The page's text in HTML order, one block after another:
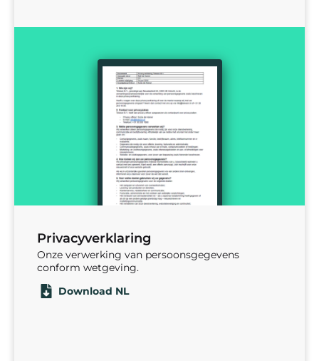
Privacyverklaring
Onze verwerking van persoonsgegevens
conform wetgeving.
Download NL